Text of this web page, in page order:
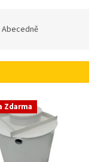
Abecedně
Zdarma